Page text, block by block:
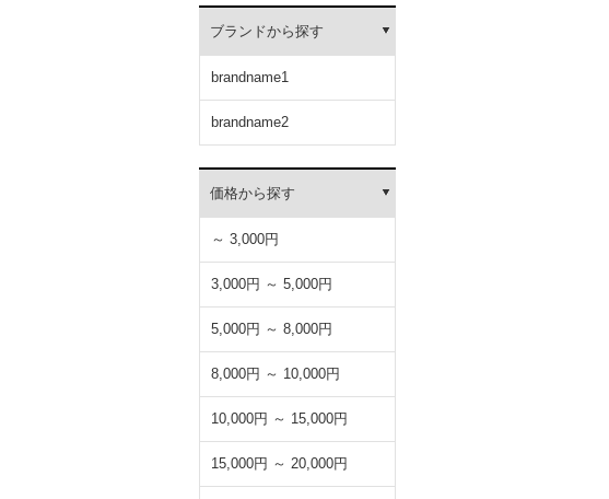
ブランドから探す
brandname1
brandname2
価格から探す
～ 3,000円
3,000円 ～ 5,000円
5,000円 ～ 8,000円
8,000円 ～ 10,000円
10,000円 ～ 15,000円
15,000円 ～ 20,000円